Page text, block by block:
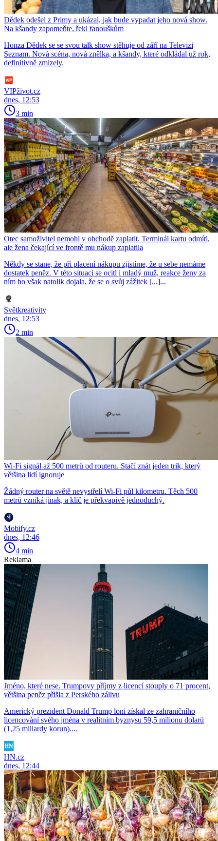
Dědek odešel z Primy a ukázal, jak bude vypadat jeho nová show.
Na kšandy zapomeňte, řekl fanouškům
Honza Dědek se se svou talk show stěhuje od září na Televizi
Seznam. Nová scéna, nová znělka, a kšandy, které odkládal už rok,
definitivně zmizely.
VIPživot.cz
dnes, 12:53
3 min
Otec samoživitel nemohl v obchodě zaplatit. Terminál kartu odmítl,
ale žena čekající ve frontě mu nákup zaplatila
Někdy se stane, že při placení nákupu zjistíme, že u sebe nemáme
dostatek peněz. V této situaci se ocitl i mladý muž, reakce ženy za
ním ho však natolik dojala, že se o svůj zážitek [...]...
Světkreativity
dnes, 12:53
2 min
Wi-Fi signál až 500 metrů od routeru. Stačí znát jeden trik, který
většina lidí ignoruje
Žádný router na světě nevystřelí Wi-Fi půl kilometru. Těch 500
metrů vzniká jinak, a klíč je překvapivě jednoduchý.
Mobify.cz
dnes, 12:46
4 min
Reklama
Jméno, které nese. Trumpovy příjmy z licencí stouply o 71 procent,
většina peněz přišla z Perského zálivu
Americký prezident Donald Trump loni získal ze zahraničního
licencování svého jména v realitním byznysu 59,5 milionu dolarů
(1,25 miliardy korun)....
HN.cz
dnes, 12:44